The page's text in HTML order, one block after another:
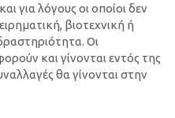
για λόγους οι οποίοι δεν
βιοτεχνική ή
Οι
και γίνονται εντός της
θα γίνονται στην